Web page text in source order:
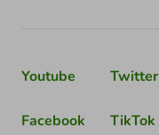
Youtube Twitter
Facebook TikTok